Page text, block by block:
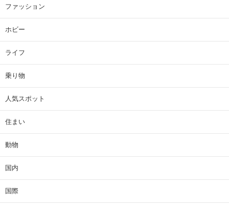
ファッション
ホビー
ライフ
乗り物
人気スポット
住まい
動物
国内
国際